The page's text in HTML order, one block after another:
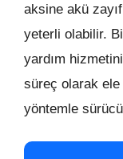
aksine akü
yeterli olabilir.
yardım
süreç olarak ele
yöntemle